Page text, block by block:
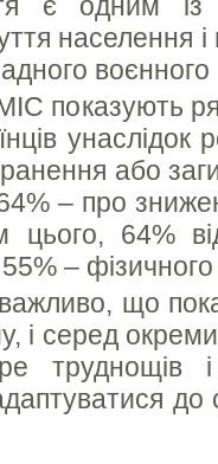
є одним із
населення
воєнного
показують
унаслідок
або
– про
цього, 64%
–
що
і серед
труднощів і
до